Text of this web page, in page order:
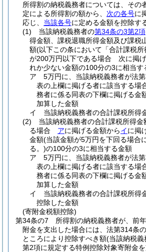
所得割の納税義務者については、その
定による所得割の額から、 次の各号に
応じ、 当該各号に定める金額を控除す
(1)
当該納税義務者の第34条の3第2項
得金額、課税退職所得金額及び課税
額(以下この条において「合計課税
が200万円以下である場合 次に掲
れか少ない金額の100分の3に相当す
ア
5万円に、当該納税義務者が法
表の上欄に掲げる者に該当する場
務者に係る同表の下欄に掲げる金
加算した金額
イ
当該納税義務者の合計課税所得
(2)
当該納税義務者の合計課税所得金
る場合 アに掲げる金額からイに掲
金額(当該金額が5万円を下回る場合
る。)の100分の3に相当する金額
ア
5万円に、当該納税義務者が法
表の上欄に掲げる者に該当する場
務者に係る同表の下欄に掲げる金
加算した金額
イ
当該納税義務者の合計課税所得
控除した金額
(寄附金税額控除)
第34条の7
所得割の納税義務者が、前
附金を支出した場合には、法第314条
ところにより控除すべき額(当該納税義
第2項に規定する特例控除対象寄附金